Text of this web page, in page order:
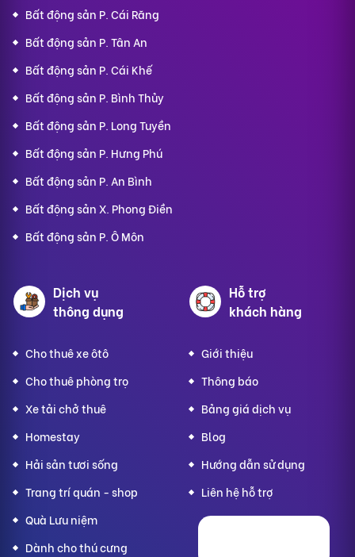
Bất động sản P. Cái Răng
Bất động sản P. Tân An
Bất động sản P. Cái Khế
Bất động sản P. Bình Thủy
Bất động sản P. Long Tuyền
Bất động sản P. Hưng Phú
Bất động sản P. An Bình
Bất động sản X. Phong Điền
Bất động sản P. Ô Môn
Dịch vụ
thông dụng
Cho thuê xe ôtô
Cho thuê phòng trọ
Xe tải chở thuê
Homestay
Hải sản tươi sống
Trang trí quán - shop
Quà Lưu niệm
Dành cho thú cưng
Hỗ trợ
khách hàng
Giới thiệu
Thông báo
Bảng giá dịch vụ
Blog
Hướng dẫn sử dụng
Liên hệ hỗ trợ